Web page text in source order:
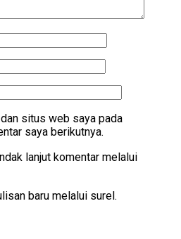
situs web saya pada
saya berikutnya.
lanjut komentar melalui
baru melalui surel.